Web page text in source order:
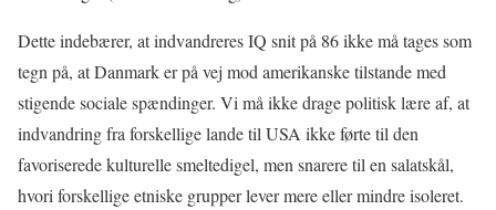
Dette indebærer, at indvandreres IQ snit på 86 ikke må tages som
tegn på, at Danmark er på vej mod amerikanske tilstande med
stigende sociale spændinger. Vi må ikke drage politisk lære af, at
indvandring fra forskellige lande til USA ikke førte til den
favoriserede kulturelle smeltedigel, men snarere til en salatskål,
hvori forskellige etniske grupper lever mere eller mindre isoleret.